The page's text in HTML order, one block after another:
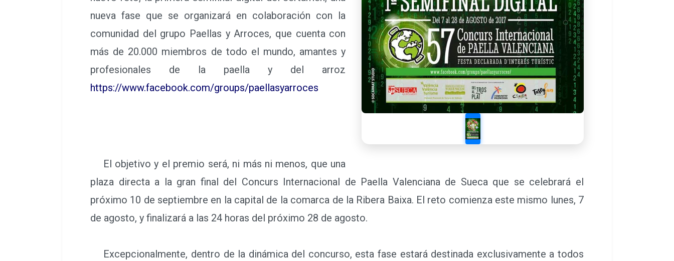
nueva fase que se organizará en colaboración con la
comunidad del grupo Paellas y Arroces, que cuenta con
más de 20.000 miembros de todo el mundo, amantes y
profesionales de la paella y del arroz
https://www.facebook.com/groups/paellasyarroces
El objetivo y el premio será, ni más ni menos, que una
plaza directa a la gran final del Concurs Internacional de Paella Valenciana de Sueca que se celebrará el
próximo 10 de septiembre en la capital de la comarca de la Ribera Baixa. El reto comienza este mismo lunes, 7
de agosto, y finalizará a las 24 horas del próximo 28 de agosto.
Excepcionalmente, dentro de la dinámica del concurso, esta fase estará destinada exclusivamente a todos